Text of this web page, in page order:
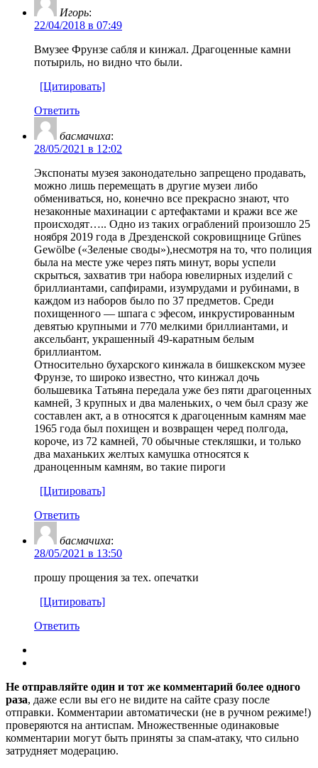
Игорь:
22/04/2018 в 07:49
Вмузее Фрунзе сабля и кинжал. Драгоценные камни
потыриль, но видно что были.
[Цитировать]
Ответить
басмачиха:
28/05/2021 в 12:02
Экспонаты музея законодательно запрещено продавать,
можно лишь перемещать в другие музеи либо
обмениваться, но, конечно все прекрасно знают, что
незаконные махинации с артефактами и кражи все же
происходят….. Одно из таких ограблений произошло 25
ноября 2019 года в Дрезденской сокровищнице Grünes
Gewölbe («Зеленые своды»),несмотря на то, что полиция
была на месте уже через пять минут, воры успели
скрыться, захватив три набора ювелирных изделий с
бриллиантами, сапфирами, изумрудами и рубинами, в
каждом из наборов было по 37 предметов. Среди
похищенного — шпага с эфесом, инкрустированным
девятью крупными и 770 мелкими бриллиантами, и
аксельбант, украшенный 49-каратным белым
бриллиантом.
Относительно бухарского кинжала в бишкекском музее
Фрунзе, то широко известно, что кинжал дочь
большевика Татьяна передала уже без пяти драгоценных
камней, 3 крупных и два маленьких, о чем был сразу же
составлен акт, а в относятся к драгоценным камням мае
1965 года был похищен и возвращен черед полгода,
короче, из 72 камней, 70 обычные стекляшки, и только
два маханьких желтых камушка относятся к
драноценным камням, во такие пироги
[Цитировать]
Ответить
басмачиха:
28/05/2021 в 13:50
прошу прощения за тех. опечатки
[Цитировать]
Ответить
Не отправляйте один и тот же комментарий более одного
раза, даже если вы его не видите на сайте сразу после
отправки. Комментарии автоматически (не в ручном режиме!)
проверяются на антиспам. Множественные одинаковые
комментарии могут быть приняты за спам-атаку, что сильно
затрудняет модерацию.